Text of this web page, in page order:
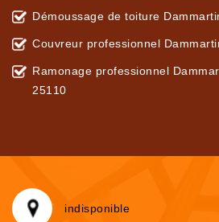
Démoussage de toiture
Couvreur professionnel
Ramonage professionnel
25110
indisponible